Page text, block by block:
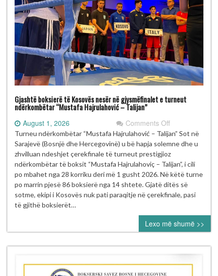
Gjashtë boksierë të Kosovës nesër në gjysmëfinalet e turneut
ndërkombëtar “Mustafa Hajrulahović – Talijan”
August 1, 2026 Comments Offon
Gjashtë
boksierë
të
Kosovës
nesër
në
gjysmëfinalet
turneut
ndërkombëtar
“Mustafa
Hajrulahović
Talijan”
Turneu ndërkombëtar “Mustafa Hajrulahović – Talijan” Sot në
Sarajevë (Bosnjë dhe Hercegovinë) u bë hapja solemne dhe u
zhvilluan ndeshjet çerekfinale të turneut prestigjioz
ndërkombëtar të boksit “Mustafa Hajrulahoviç – Talijan”, i cili
po mbahet nga 28 korriku deri më 1 gusht 2026. Në këtë turne
po marrin pjesë 86 boksierë nga 14 shtete. Gjatë ditës së
sotme, ekipi i Kosovës nuk pati paraqitje në çerekfinale, pasi
të gjithë boksierët…
Lexo më shumë >>